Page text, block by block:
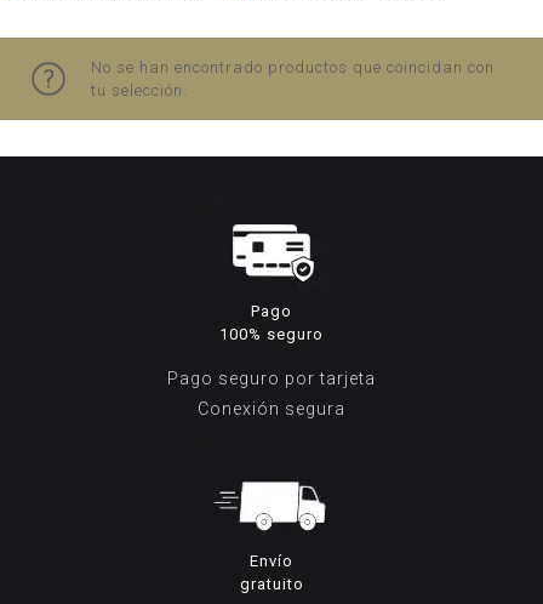
No se han encontrado productos que coincidan con
tu selección.
Pago
100% seguro
Pago seguro por tarjeta
Conexión segura
Envío
gratuito